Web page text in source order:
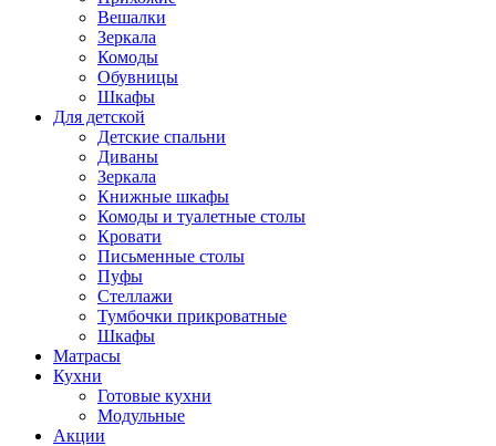
Вешалки
Зеркала
Комоды
Обувницы
Шкафы
Для детской
Детские спальни
Диваны
Зеркала
Книжные шкафы
Комоды и туалетные столы
Кровати
Письменные столы
Пуфы
Стеллажи
Тумбочки прикроватные
Шкафы
Матрасы
Кухни
Готовые кухни
Модульные
Акции